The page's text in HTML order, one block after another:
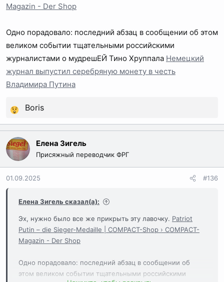
Magazin - Der Shop
Одно порадовало: последний абзац в сообщении об этом
великом событии тщательными российскими
журналистами о мудрешЕЙ Тино Хруппала Немецкий
журнал выпустил серебряную монету в честь
Владимира Путина
Р
е
а
к
ц
Boris
Елена Зигель
Присяжный переводчик ФРГ
01.09.2025 #136
Елена Зигель сказал(а):
Эх, нужно было все же прикрыть эту лавочку. Patriot
Putin – die Sieger-Medaille | COMPACT-Shop › COMPACT-
Magazin - Der Shop
Одно порадовало: последний абзац в сообщении об
этом великом событии тщательными российскими